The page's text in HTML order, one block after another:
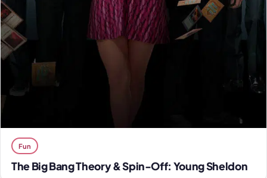
Fun
The Big Bang Theory & Spin-Off: Young Sheldon